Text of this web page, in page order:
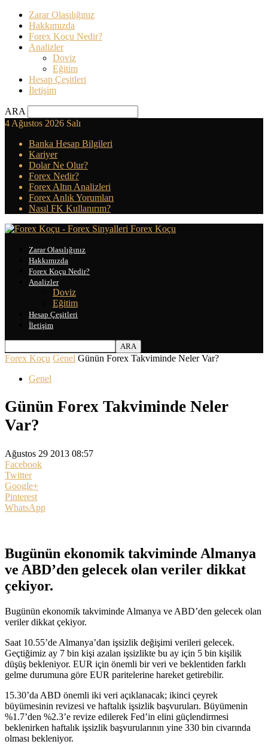
Zarar Olasılığınız
Hakkımızda
Forex Koçu Nedir?
Analizler
Doviz
Eğitim
Hesap Çeşitleri
İletişim
ARA
4 Ağustos 2026 Salı
Banka Hesap Bilgileri
Kariyer
Dolar Ne Olur?
Forex Nedir?
Forex Altın Analizleri
Forex Anlık Yorumları
Nasıl FK Kullanırım?
Forex Koçu
Zarar Olasılığınız
Hakkımızda
Forex Koçu Nedir?
Analizler
Doviz
Eğitim
Hesap Çeşitleri
İletişim
Forex Koçu Genel Günün Forex Takviminde Neler Var?
Genel
Günün Forex Takviminde Neler
Var?
Ağustos 29 2013 08:57
Facebook
Twitter
Google+
Pinterest
WhatsApp
Bugünün ekonomik takviminde Almanya
ve ABD’den gelecek olan veriler dikkat
çekiyor.
Bugünün ekonomik takviminde Almanya ve ABD’den gelecek olan
veriler dikkat çekiyor.
Saat 10.55’de Almanya’dan işsizlik değişimi verileri gelecek.
Geçtiğimiz ay 7 bin kişi azalan işsizlikte bu ay için 5 bin kişilik
düşüş bekleniyor. EUR için önemli bir veri ve beklentiden farklı
gelme durumuna göre EUR paritelerine hareket getirebilir.
15.30’da ABD önemli iki veri açıklanacak; ikinci çeyrek
büyümesinin revizesi ve haftalık işsizlik başvuruları. Büyümenin
%1.7’den %2.3’e revize edilerek Fed’in elini güçlendirmesi
beklenirken haftalık işsizlik başvurularının yine 330 bin civarında
olması bekleniyor.